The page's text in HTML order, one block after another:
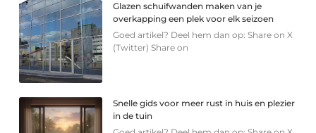
Glazen schuifwanden maken van je
overkapping een plek voor elk seizoen
Goed artikel? Deel hem dan op: Share on X
(Twitter) Share on
Snelle gids voor meer rust in huis en plezier
in de tuin